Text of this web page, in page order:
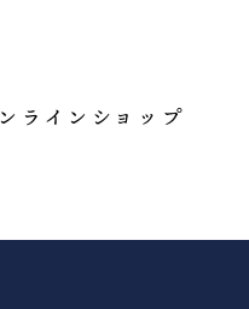
ラインショップ